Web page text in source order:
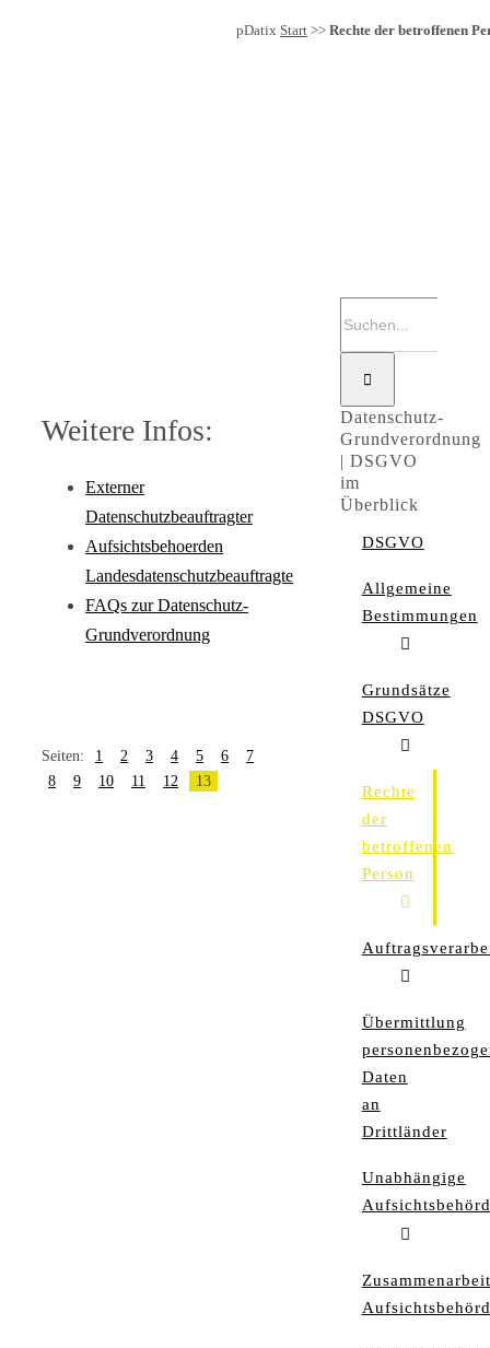
pDatix Start >> Rechte der betroffenen
Weitere Infos:
Externer
Datenschutzbeauftragter
Aufsichtsbehoerden
Landesdatenschutzbeauftragte
FAQs zur Datenschutz-
Grundverordnung
Seiten: 1 2 3 4 5 6
7
8
9 10 11 12 13
Datenschutz-
Grundverordnung
| DSGVO
im
Überblick
DSGVO
Allgemeine
Bestimmungen
Grundsätze
DSGVO
Rechte
der
betroffenen
Person
Übermittlung
Daten
an
Drittländer
Unabhängige
Zusammenarbeit